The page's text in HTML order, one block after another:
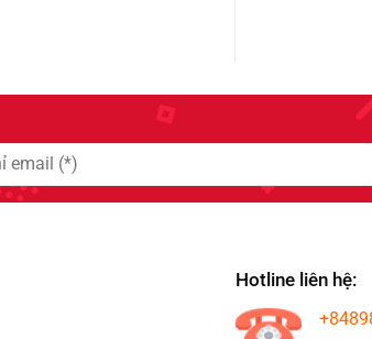
Hotline liên hệ: